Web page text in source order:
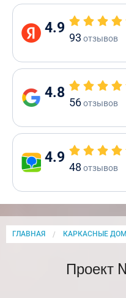
4.9
93 отзывов
4.8
56отзывов
4.9
48 отзывов
ГЛАВНАЯ КАРКАСНЫЕ
Проект